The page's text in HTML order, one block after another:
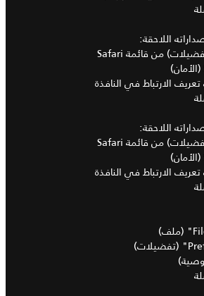
الارتباط في النافذة
الارتباط في النافذة